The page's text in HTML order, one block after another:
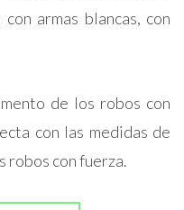
armas blancas, con
de los robos con
con las medidas de
robos con fuerza.